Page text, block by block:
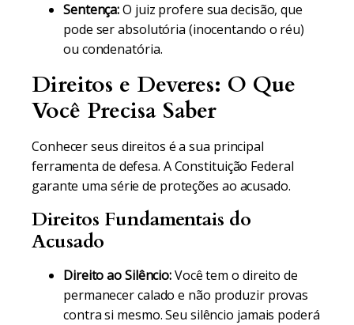
Sentença:O juiz profere sua decisão, que
pode ser absolutória (inocentando o réu)
ou condenatória.
Direitos e Deveres: O Que
Você Precisa Saber
Conhecer seus direitos é a sua principal
ferramenta de defesa. A Constituição Federal
garante uma série de proteções ao acusado.
Direitos Fundamentais do
Acusado
Direito ao Silêncio:Você tem o direito de
permanecer calado e não produzir provas
contra si mesmo. Seu silêncio jamais poderá